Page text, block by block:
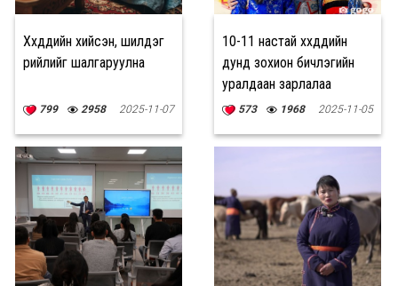
Хүүхдүүдийн хийсэн, шилдэг
рийлийг шалгаруулна
799 2958 2025-11-07
10-11 настай хүүхдүүдийн
дунд зохион бичлэгийн
уралдаан зарлалаа
573 1968 2025-11-05